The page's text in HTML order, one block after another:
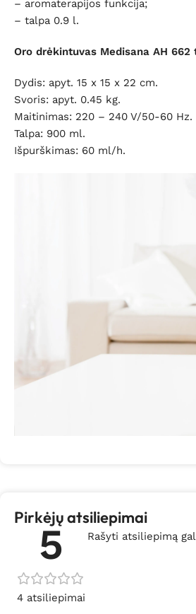
– aromaterapijos funkcija;
– talpa 0.9 l.
Oro drėkintuvas Medisana AH 662
Dydis: apyt. 15 x 15 x 22 cm.
Svoris: apyt. 0.45 kg.
Maitinimas: 220 – 240 V/50-60 Hz.
Talpa: 900 ml.
Išpurškimas: 60 ml/h.
Pirkėjų atsiliepimai
5
4 atsiliepimai
Rašyti atsiliepimą